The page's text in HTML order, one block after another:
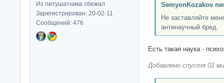
Из питушатника сбежал
Зарегистрирован: 20-02-11
Сообщений: 476
SemyonKozakov
Не заставляйте
антинаучный бред.
Есть такая наука -
Добавлено спустя 01